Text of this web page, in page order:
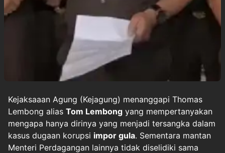
Kejaksaaan Agung (Kejagung) menanggapi Thomas
Lembong alias Tom Lembong yang mempertanyakan
mengapa hanya dirinya yang menjadi tersangka dalam
kasus dugaan korupsi impor gula. Sementara mantan
Menteri Perdagangan lainnya tidak diselidiki sama